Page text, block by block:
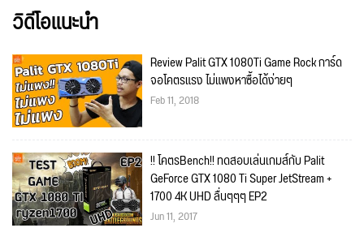
วิดีโอแนะนำ
Review Palit GTX 1080Ti Game Rock การ์ด
จอโคตรแรง ไม่แพงหาซื้อได้ง่ายๆ
Feb 11, 2018
!! โคตรBench!! ทดสอบเล่นเกมส์กับ Palit
GeForce GTX 1080 Ti Super JetStream +
1700 4K UHD ลื่นๆๆๆ EP2
Jun 11, 2017